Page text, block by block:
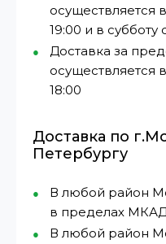
осуществляется
19:00 и в субботу
Доставка за
осуществляется
18:00
Доставка по
Петербургу
В любой район
в пределах
В любой район